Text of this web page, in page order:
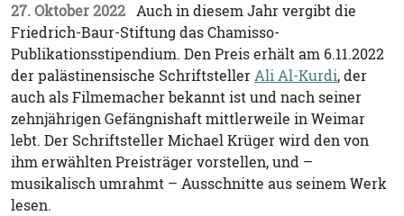
27. Oktober 2022 Auch in diesem Jahr vergibt die
Friedrich-Baur-Stiftung das Chamisso-
Publikationsstipendium. Den Preis erhält am 6.11.2022
der palästinensische SchriftstellerAli Al-Kurdi, der
auch als Filmemacher bekannt ist und nach seiner
zehnjährigen Gefängnishaft mittlerweile in Weimar
lebt. Der Schriftsteller Michael Krüger wird den von
ihm erwählten Preisträger vorstellen, und –
musikalisch umrahmt – Ausschnitte aus seinem Werk
lesen.